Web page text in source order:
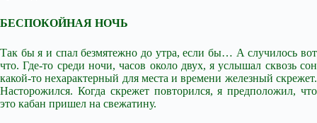
БЕСПОКОЙНАЯ НОЧЬ
Так бы я и спал безмятежно до утра, если бы… А случилось вот
что. Где-то среди ночи, часов около двух, я услышал сквозь сон
какой-то нехарактерный для места и времени железный скрежет.
Насторожился. Когда скрежет повторился, я предположил, что
это кабан пришел на свежатину.